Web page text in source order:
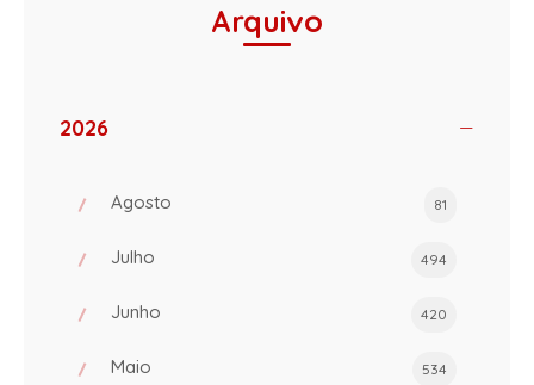
Arquivo
2026
Agosto 81
Julho 494
Junho 420
Maio 534